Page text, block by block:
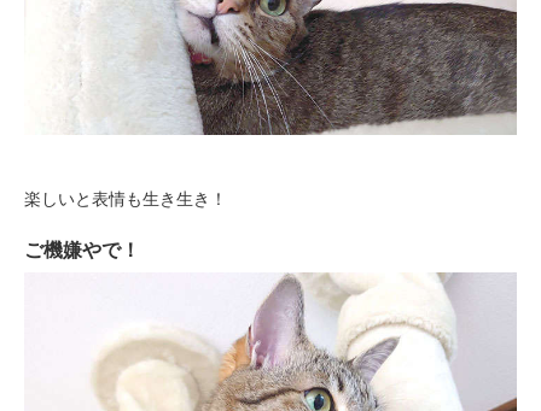
楽しいと表情も生き生き！
ご機嫌やで！
閉じる
アプリで開く